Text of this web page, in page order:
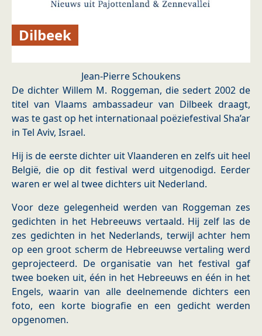
Dilbeek
Jean-Pierre Schoukens
De dichter Willem M. Roggeman, die sedert 2002 de
titel van Vlaams ambassadeur van Dilbeek draagt,
was te gast op het internationaal poëziefestival Sha’ar
in Tel Aviv, Israel.
Hij is de eerste dichter uit Vlaanderen en zelfs uit heel
België, die op dit festival werd uitgenodigd. Eerder
waren er wel al twee dichters uit Nederland.
Voor deze gelegenheid werden van Roggeman zes
gedichten in het Hebreeuws vertaald. Hij zelf las de
zes gedichten in het Nederlands, terwijl achter hem
op een groot scherm de Hebreeuwse vertaling werd
geprojecteerd. De organisatie van het festival gaf
twee boeken uit, één in het Hebreeuws en één in het
Engels, waarin van alle deelnemende dichters een
foto, een korte biografie en een gedicht werden
opgenomen.